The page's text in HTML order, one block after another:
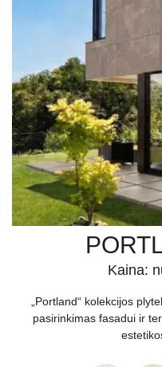
Kaina:
„Portland“ kolekcijos
pasirinkimas fasadui ir